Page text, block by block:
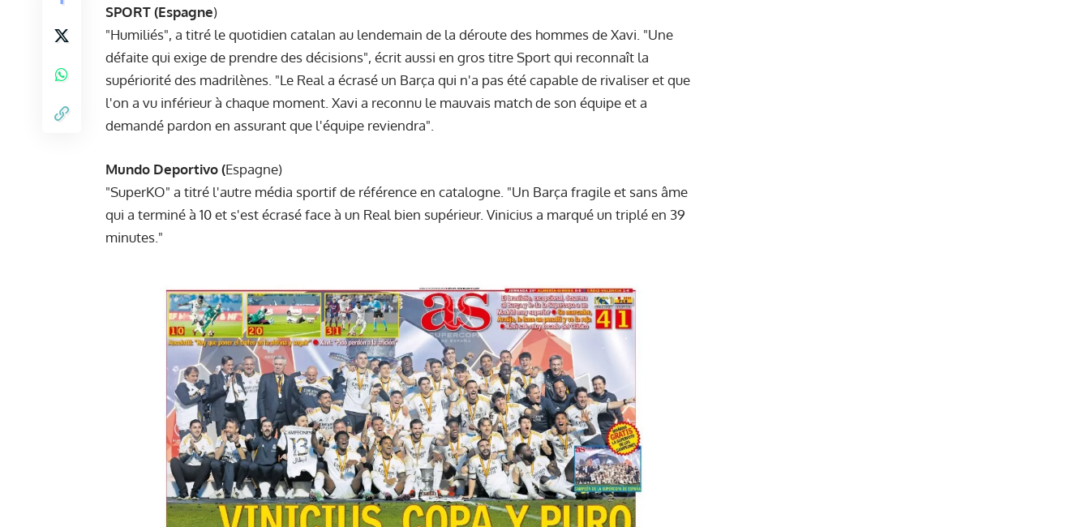
SPORT (Espagne)
"Humiliés", a titré le quotidien catalan au lendemain de la déroute des hommes de Xavi. "Une
défaite qui exige de prendre des décisions", écrit aussi en gros titre Sport qui reconnaît la
supériorité des madrilènes. "Le Real a écrasé un Barça qui n'a pas été capable de rivaliser et que
l'on a vu inférieur à chaque moment. Xavi a reconnu le mauvais match de son équipe et a
demandé pardon en assurant que l'équipe reviendra".
Mundo Deportivo (Espagne)
"SuperKO" a titré l'autre média sportif de référence en catalogne. "Un Barça fragile et sans âme
qui a terminé à 10 et s'est écrasé face à un Real bien supérieur. Vinicius a marqué un triplé en 39
minutes."